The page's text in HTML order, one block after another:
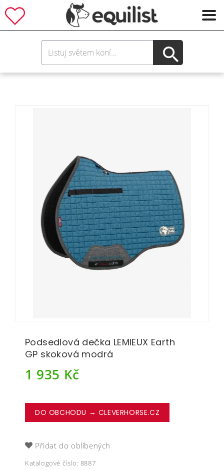
Podsedlová dečka LEMIEUX Earth
GP skoková modrá
1 935 Kč
DO OBCHODU → CLEVERHORSE.CZ
Přidat do oblíbených
Katalogové číslo: 8887